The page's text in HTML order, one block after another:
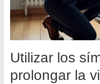
Utilizar los
prolongar la